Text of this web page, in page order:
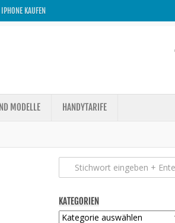
IPHONE KAUFEN
MODELLE HANDYTARIFE
KATEGORIEN
Kategorien